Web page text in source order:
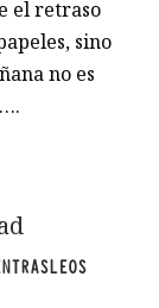
ventanilla
cierta,
es
retraso
sino